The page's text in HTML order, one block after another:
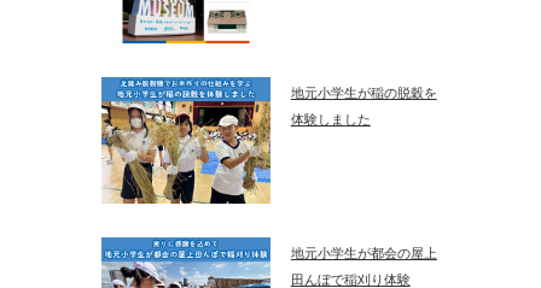
地元小学生が稲の脱穀を
体験しました
地元小学生が都会の屋上
田んぼで稲刈り体験